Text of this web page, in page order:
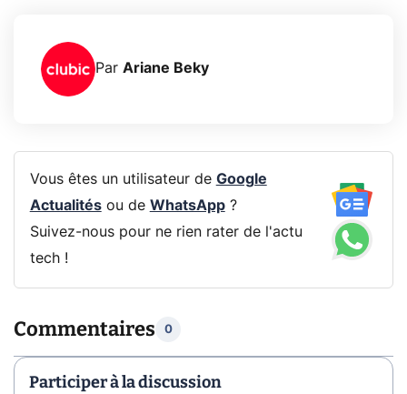
Par Ariane Beky
Vous êtes un utilisateur de Google
Actualitésou de WhatsApp?
Suivez-nous pour ne rien rater de l'actu
tech !
Commentaires 0
Participer à la discussion